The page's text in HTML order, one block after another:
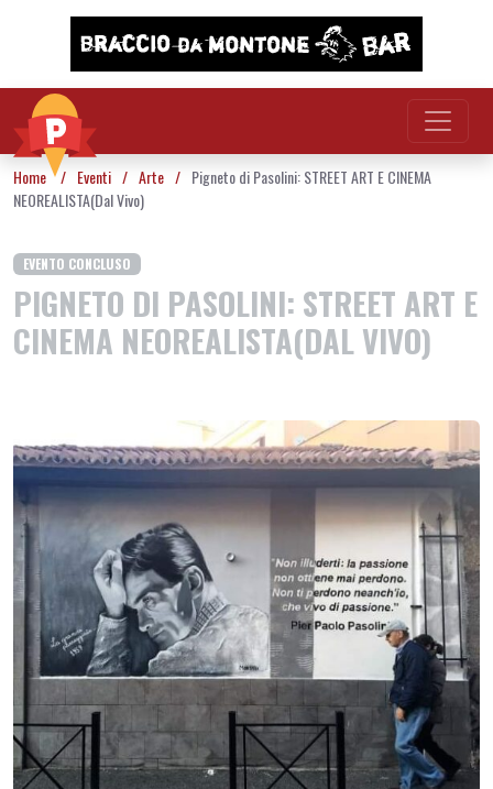
Vai al contenuto
Home / Eventi / Arte / Pigneto di Pasolini: STREET ART E CINEMA
NEOREALISTA(Dal Vivo)
EVENTO CONCLUSO
PIGNETO DI PASOLINI: STREET ART E
CINEMA NEOREALISTA(DAL VIVO)